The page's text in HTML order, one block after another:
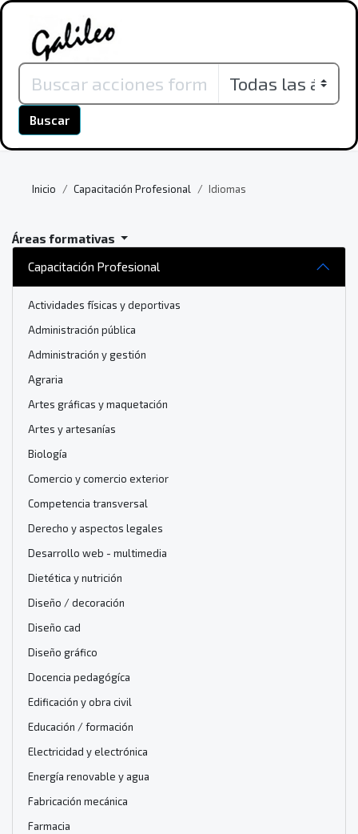
Buscar
Inicio Capacitación Profesional Idiomas
Áreas formativas
Capacitación Profesional
Actividades físicas y deportivas
Administración pública
Administración y gestión
Agraria
Artes gráficas y maquetación
Artes y artesanías
Biología
Comercio y comercio exterior
Competencia transversal
Derecho y aspectos legales
Desarrollo web - multimedia
Dietética y nutrición
Diseño / decoración
Diseño cad
Diseño gráfico
Docencia pedagógíca
Edificación y obra civil
Educación / formación
Electricidad y electrónica
Energía renovable y agua
Fabricación mecánica
Farmacia